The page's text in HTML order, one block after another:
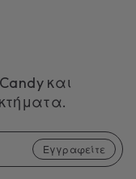
και
Εγγραφείτε